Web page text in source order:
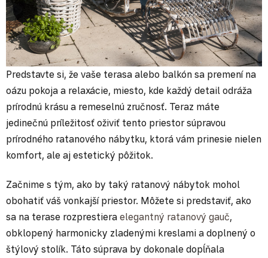
Predstavte si, že vaše terasa alebo balkón sa premení na
oázu pokoja a relaxácie, miesto, kde každý detail odráža
prírodnú krásu a remeselnú zručnosť. Teraz máte
jedinečnú príležitosť oživiť tento priestor súpravou
prírodného ratanového nábytku, ktorá vám prinesie nielen
komfort, ale aj estetický pôžitok.
Začnime s tým, ako by taký ratanový nábytok mohol
obohatiť váš vonkajší priestor. Môžete si predstaviť, ako
sa na terase rozprestiera elegantný ratanový gauč,
obklopený harmonicky zladenými kreslami a doplnený o
štýlový stolík. Táto súprava by dokonale dopĺňala